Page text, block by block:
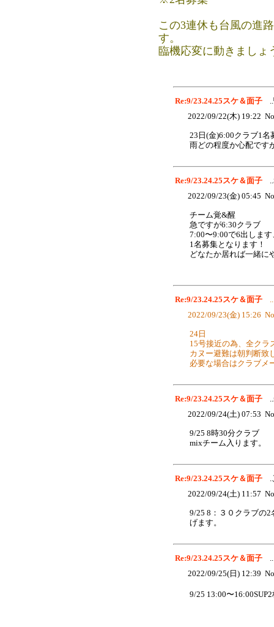
この3連休も台風の進
す。
臨機応変に動きましょ
Re:9/23.24.25スケ＆面子 ..
2022/09/22(木) 19:22
23日(金)6:00クラブ1名
雨どの程度か心配です
Re:9/23.24.25スケ＆面子 ..
2022/09/23(金) 05:45
チーム覚&醒
急ですが6:30クラブ
7:00〜9:00で6出しま
1名募集となります！
どなたか居れば一緒に
Re:9/23.24.25スケ＆面子 ..
2022/09/23(金) 15:26
24日
15号接近の為、全クラ
カヌー避難は朝判断致
必要な場合はクラブメ
Re:9/23.24.25スケ＆面子 ..
2022/09/24(土) 07:53
9/25 8時30分クラブ
mixチーム入ります。
Re:9/23.24.25スケ＆面子 ..
2022/09/24(土) 11:57
9/25 8：３０クラブの
げます。
Re:9/23.24.25スケ＆面子 ..
2022/09/25(日) 12:39
9/25 13:00〜